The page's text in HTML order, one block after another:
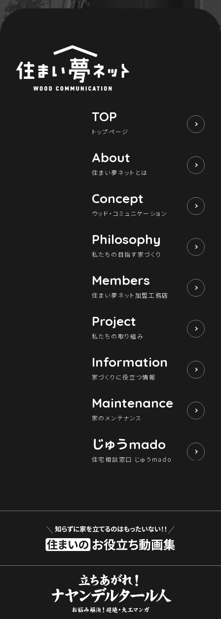
TOP
トップページ
About
住まい夢ネットとは
Concept
ウッド・コミュニケーション
Philosophy
私たちの目指す家づくり
Members
住まい夢ネット加盟工務店
Project
私たちの取り組み
Information
家づくりに役立つ情報
Maintenance
家のメンテナンス
じゅうmado
住宅相談窓口 じゅうmado